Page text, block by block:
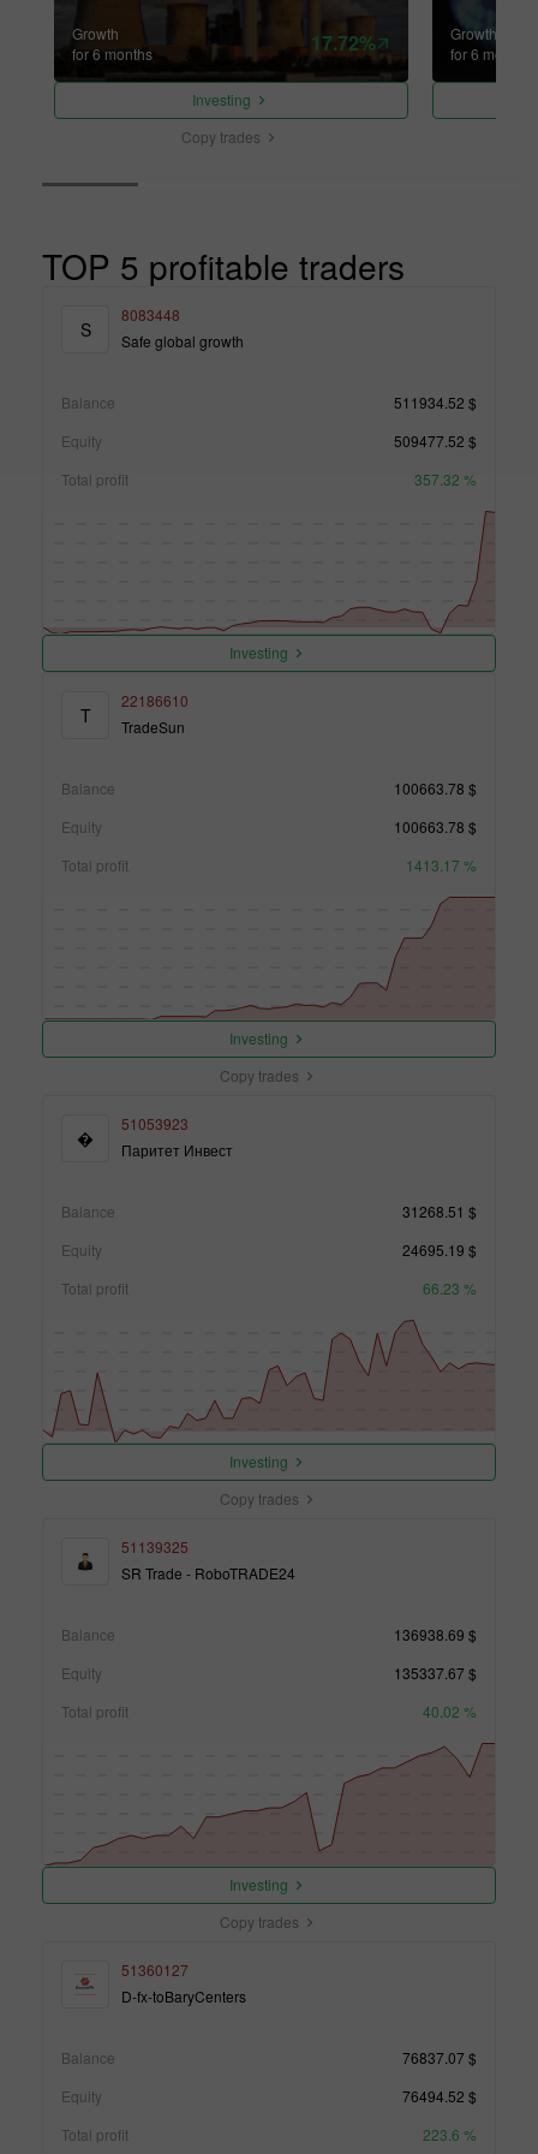
Growth
for 6 months
17.72%
Investing
Copy trades
Growth
for 6 months
TOP 5 profitable traders
S
8083448
Safe global growth
Balance
511934.52 $
Equity
509477.52 $
Total profit
357.32 %
Investing
T
22186610
TradeSun
Balance
100663.78 $
Equity
100663.78 $
Total profit
1413.17 %
Investing
Copy trades
�
51053923
Паритет Инвест
Balance
31268.51 $
Equity
24695.19 $
Total profit
66.23 %
Investing
Copy trades
51139325
SR Trade - RoboTRADE24
Balance
136938.69 $
Equity
135337.67 $
Total profit
40.02 %
Investing
Copy trades
51360127
D-fx-toBaryCenters
Balance
76837.07 $
Equity
76494.52 $
Total profit
223.6 %